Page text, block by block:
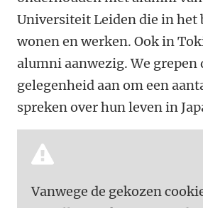
Universiteit Leiden die in het
wonen en werken. Ook in
alumni aanwezig. We grepen
gelegenheid aan om een
spreken over hun leven in
Vanwege de gekozen